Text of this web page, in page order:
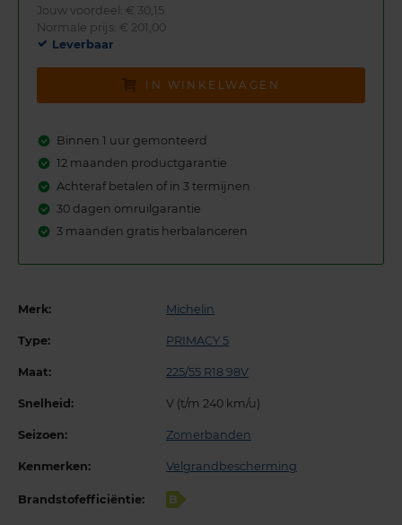
Jouw voordeel: € 30,15
Normale prijs: € 201,00
Leverbaar
IN WINKELWAGEN
Binnen 1 uur gemonteerd
12 maanden productgarantie
Achteraf betalen of in 3 termijnen
30 dagen omruilgarantie
3 maanden gratis herbalanceren
Merk: Michelin
Type: PRIMACY 5
Maat: 225/55 R18 98V
Snelheid: V (t/m 240 km/u)
Seizoen: Zomerbanden
Kenmerken: Velgrandbescherming
Brandstofefficiëntie: B